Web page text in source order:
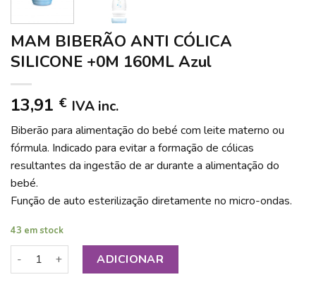
MAM BIBERÃO ANTI CÓLICA
SILICONE +0M 160ML Azul
13,91 € IVA inc.
Biberão para alimentação do bebé com leite materno ou
fórmula. Indicado para evitar a formação de cólicas
resultantes da ingestão de ar durante a alimentação do
bebé.
Função de auto esterilização diretamente no micro-ondas.
43 em stock
Quantidade de MAM BIBERÃO ANTI CÓLICA SILICONE +0M
ADICIONAR